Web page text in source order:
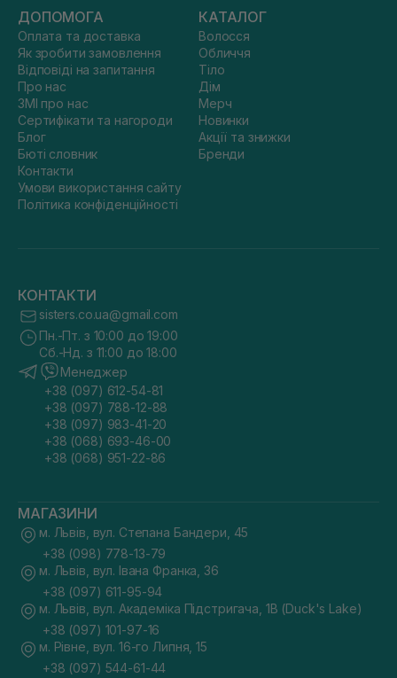
ДОПОМОГА
Оплата та доставка
Як зробити замовлення
Відповіді на запитання
Про нас
ЗМІ про нас
Сертифікати та нагороди
Блог
Бюті словник
Контакти
Умови використання сайту
Політика конфіденційності
КАТАЛОГ
Волосся
Обличчя
Тіло
Дім
Мерч
Новинки
Акції та знижки
Бренди
КОНТАКТИ
sisters.co.ua@gmail.com
Пн.-Пт. з 10:00 до 19:00
Сб.-Нд. з 11:00 до 18:00
Менеджер
+38 (097) 612-54-81
+38 (097) 788-12-88
+38 (097) 983-41-20
+38 (068) 693-46-00
+38 (068) 951-22-86
МАГАЗИНИ
м. Львів, вул. Степана Бандери, 45
+38 (098) 778-13-79
м. Львів, вул. Івана Франка, 36
+38 (097) 611-95-94
м. Львів, вул. Академіка Підстригача, 1В (Duck's Lake)
+38 (097) 101-97-16
м. Рівне, вул. 16-го Липня, 15
+38 (097) 544-61-44